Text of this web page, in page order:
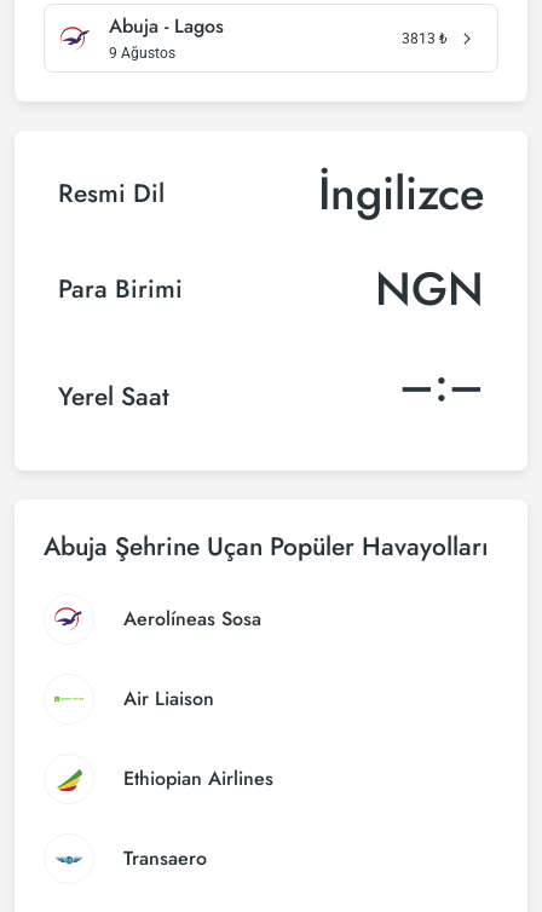
Abuja - Lagos
9 Ağustos
3813 ₺
Resmi Dil İngilizce
Para Birimi NGN
Yerel Saat –:–
Abuja Şehrine Uçan Popüler Havayolları
Aerolíneas Sosa
Air Liaison
Ethiopian Airlines
Transaero